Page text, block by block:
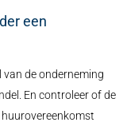
een
de onderneming
En controleer of de